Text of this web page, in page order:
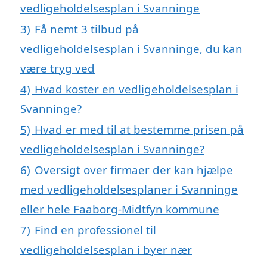
vedligeholdelsesplan i Svanninge
3) Få nemt 3 tilbud på
vedligeholdelsesplan i Svanninge, du kan
være tryg ved
4) Hvad koster en vedligeholdelsesplan i
Svanninge?
5) Hvad er med til at bestemme prisen på
vedligeholdelsesplan i Svanninge?
6) Oversigt over firmaer der kan hjælpe
med vedligeholdelsesplaner i Svanninge
eller hele Faaborg-Midtfyn kommune
7) Find en professionel til
vedligeholdelsesplan i byer nær